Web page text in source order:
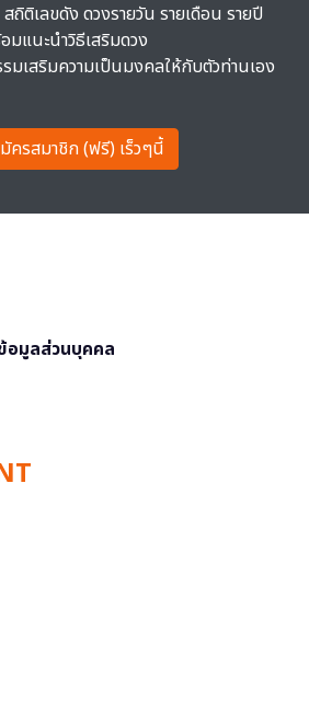
ถิติเลขดัง ดวงรายวัน รายเดือน รายปี
มแนะนำวิธีเสริมดวง
มเสริมความเป็นมงคลให้กับตัวท่านเอง
ครสมาชิก (ฟรี) เร็วๆนี้
อมูลส่วนบุคคล